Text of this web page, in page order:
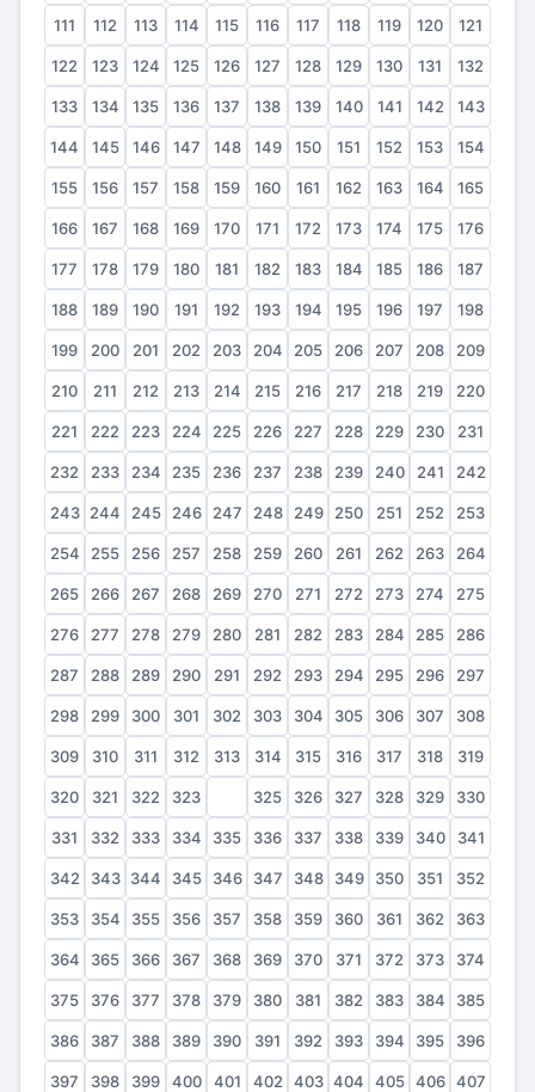
111 112 113 114 115 116 117 118 119 120 121
122 123 124 125 126 127 128 129 130 131 132
133 134 135 136 137 138 139 140 141 142 143
144 145 146 147 148 149 150 151 152 153 154
155 156 157 158 159 160 161 162 163 164 165
166 167 168 169 170 171 172 173 174 175 176
177 178 179 180 181 182 183 184 185 186 187
188 189 190 191 192 193 194 195 196 197 198
199 200 201 202 203 204 205 206 207 208 209
210 211 212 213 214 215 216 217 218 219 220
221 222 223 224 225 226 227 228 229 230 231
232 233 234 235 236 237 238 239 240 241 242
243 244 245 246 247 248 249 250 251 252 253
254 255 256 257 258 259 260 261 262 263 264
265 266 267 268 269 270 271 272 273 274 275
276 277 278 279 280 281 282 283 284 285 286
287 288 289 290 291 292 293 294 295 296 297
298 299 300 301 302 303 304 305 306 307 308
309 310 311 312 313 314 315 316 317 318 319
320 321 322 323 325 326 327 328 329 330
331 332 333 334 335 336 337 338 339 340 341
342 343 344 345 346 347 348 349 350 351 352
353 354 355 356 357 358 359 360 361 362 363
364 365 366 367 368 369 370 371 372 373 374
375 376 377 378 379 380 381 382 383 384 385
386 387 388 389 390 391 392 393 394 395 396
397 398 399 400 401 402 403 404 405 406 407